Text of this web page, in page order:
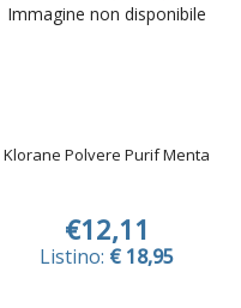
Immagine non disponibile
Klorane Polvere Purif Menta
€12,11
Listino: € 18,95